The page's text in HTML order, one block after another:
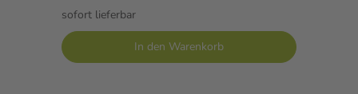
sofort lieferbar
In den Warenkorb